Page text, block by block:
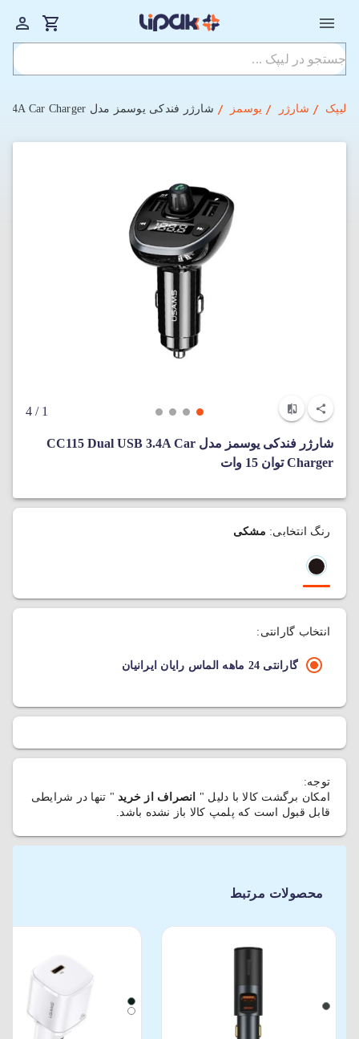
لیپک شارژر یوسمز شارژر فندکی یوسمز مدل CC115 Dual USB 3.4A Car Charger توان 15 وات
1
/ 4
شارژر فندکی یوسمز مدل CC115 Dual USB 3.4A Car
Charger توان 15 وات
رنگ انتخابی: مشکی
انتخاب گارانتی:
گارانتی 24 ماهه الماس رایان ایرانیان
توجه:
امکان برگشت کالا با دلیل "
انصراف از خرید " تنها در شرایطی
قابل قبول است که پلمپ کالا باز نشده باشد.
محصولات مرتبط